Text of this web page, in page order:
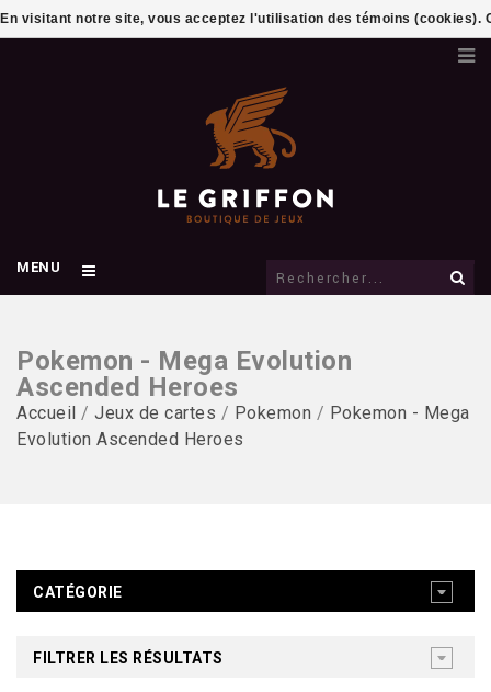
MENU
Pokemon - Mega Evolution
Ascended Heroes
Accueil / Jeux de cartes / Pokemon / Pokemon - Mega
Evolution Ascended Heroes
CATÉGORIE
FILTRER LES RÉSULTATS
En visitant notre site, vous acceptez l'utilisation des témoins